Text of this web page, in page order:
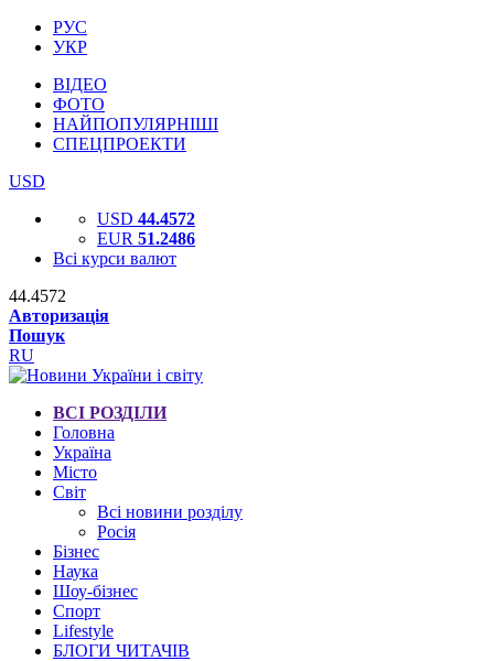
РУС
УКР
ВІДЕО
ФОТО
НАЙПОПУЛЯРНІШІ
СПЕЦПРОЕКТИ
USD
USD 44.4572
EUR 51.2486
Всі курси валют
44.4572
Авторизація
Пошук
RU
ВСІ РОЗДІЛИ
Головна
Україна
Місто
Світ
Всі новини розділу
Росія
Бізнес
Наука
Шоу-бізнес
Спорт
Lifestyle
БЛОГИ ЧИТАЧІВ